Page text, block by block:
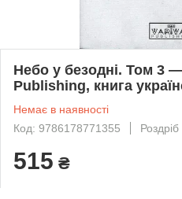
Небо у безодні. Том 3
Publishing, книга
Немає в наявності
Код: 9786178771355
Роздріб
515 ₴